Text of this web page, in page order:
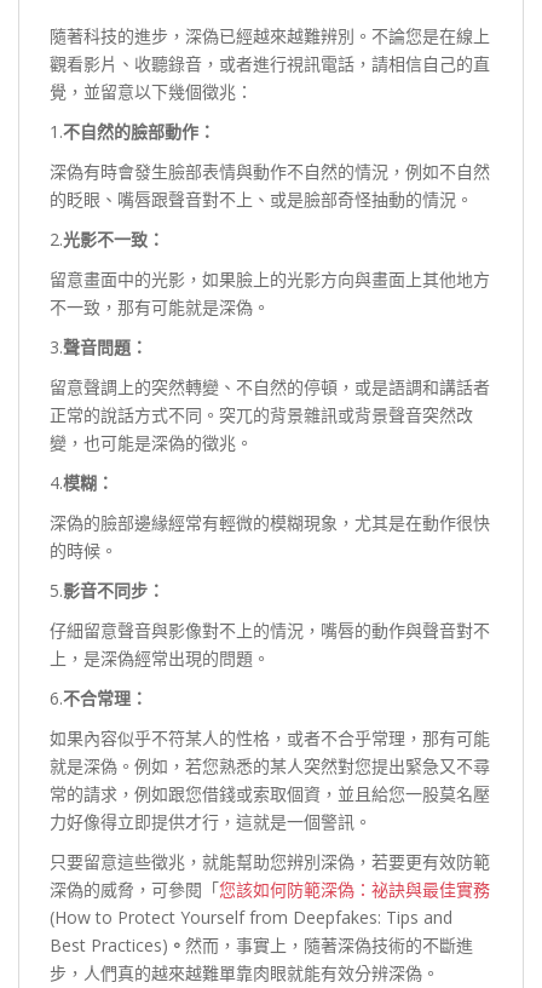
隨著科技的進步，深偽已經越來越難辨別。不論您是在線上
觀看影片、收聽錄音，或者進行視訊電話，請相信自己的直
覺，並留意以下幾個徵兆：
1.不自然的臉部動作：
深偽有時會發生臉部表情與動作不自然的情況，例如不自然
的眨眼、嘴唇跟聲音對不上、或是臉部奇怪抽動的情況。
2.光影不一致：
留意畫面中的光影，如果臉上的光影方向與畫面上其他地方
不一致，那有可能就是深偽。
3.聲音問題：
留意聲調上的突然轉變、不自然的停頓，或是語調和講話者
正常的說話方式不同。突兀的背景雜訊或背景聲音突然改
變，也可能是深偽的徵兆。
4.模糊：
深偽的臉部邊緣經常有輕微的模糊現象，尤其是在動作很快
的時候。
5.影音不同步：
仔細留意聲音與影像對不上的情況，嘴唇的動作與聲音對不
上，是深偽經常出現的問題。
6.不合常理：
如果內容似乎不符某人的性格，或者不合乎常理，那有可能
就是深偽。例如，若您熟悉的某人突然對您提出緊急又不尋
常的請求，例如跟您借錢或索取個資，並且給您一股莫名壓
力好像得立即提供才行，這就是一個警訊。
只要留意這些徵兆，就能幫助您辨別深偽，若要更有效防範
深偽的威脅，可參閱「您該如何防範深偽：祕訣與最佳實務
(How to Protect Yourself from Deepfakes: Tips and
Best Practices) 。 然而，事實上，隨著深偽技術的不斷進
步，人們真的越來越難單靠肉眼就能有效分辨深偽。